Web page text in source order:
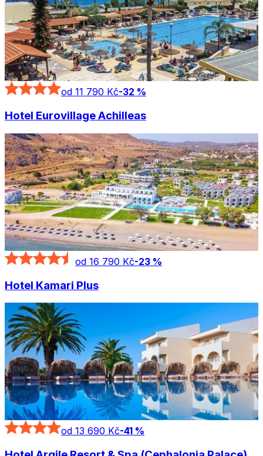
od 11 790 Kč-32 %
Hotel Eurovillage Achilleas
od 16 790 Kč-23 %
Hotel Kamari Plus
od 13 690 Kč-41 %